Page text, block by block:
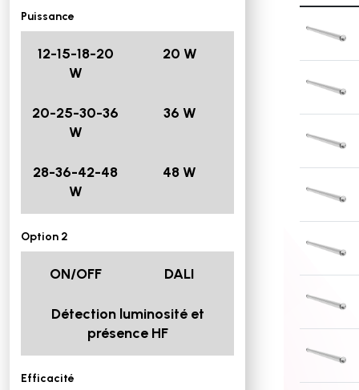
Puissance
12-15-18-20
W
20 W
20-25-30-36
W
36 W
28-36-42-48
W
48 W
Option 2
ON/OFF DALI
Détection luminosité et
présence HF
Efficacité